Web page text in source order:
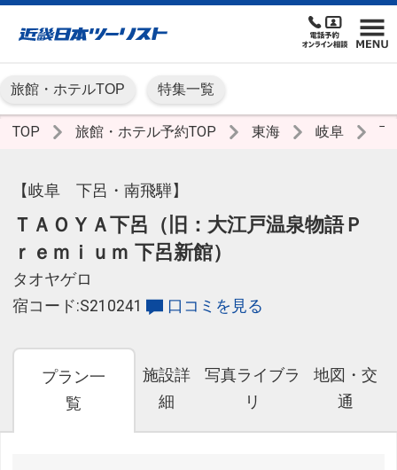
旅館・ホテルTOP 特集一覧
TOP 旅館・ホテル予約TOP 東海 岐阜 下
【岐阜 下呂・南飛騨】
ＴＡＯＹＡ下呂（旧：大江戸温泉物語Ｐ
ｒｅｍｉｕｍ 下呂新館）
タオヤゲロ
宿コード:S210241
口コミを見る
プラン一
覧
施設詳
細
写真ライブラ
リ
地図・交
通